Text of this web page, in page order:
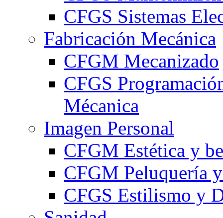
CFGS Sistemas
Fabricación Mecánica
CFGM Mecanizado
CFGS
Mécanica
Imagen Personal
CFGM Estética y
CFGM Peluquería
CFGS Estilismo y